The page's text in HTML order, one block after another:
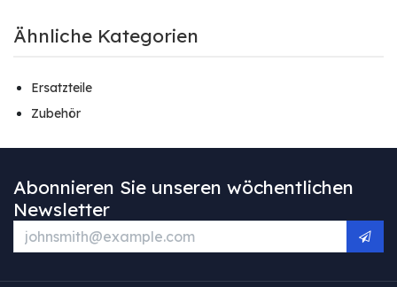
Ähnliche Kategorien
Ersatzteile
Zubehör
Abonnieren Sie unseren wöchentlichen
Newsletter